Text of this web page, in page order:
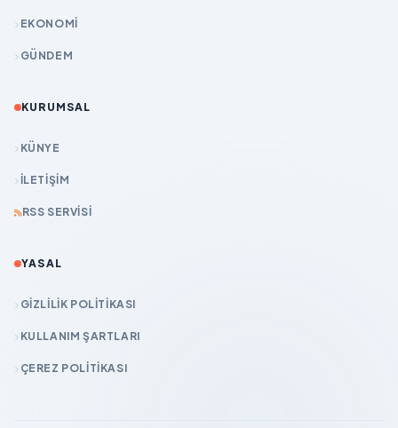
EKONOMİ
GÜNDEM
KURUMSAL
KÜNYE
İLETIŞIM
RSS SERVISI
YASAL
GIZLILIK POLITIKASI
KULLANIM ŞARTLARI
ÇEREZ POLITIKASI